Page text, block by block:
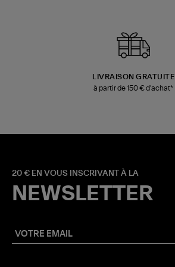
LIVRAISON GRATUITE
à partir de 150 € d'achat*
20 € EN VOUS INSCRIVANT À LA
NEWSLETTER